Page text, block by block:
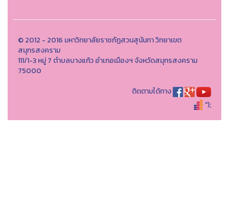
© 2012 - 2016 มหาวิทยาลัยราชภัฏสวนสุนันทา วิทยาเขต
สมุทรสงคราม
111/1-3 หมู่ 7 ตำบลบางแก้ว อำเภอเมืองฯ จังหวัดสมุทรสงคราม
75000
ติดตามได้ทาง
");